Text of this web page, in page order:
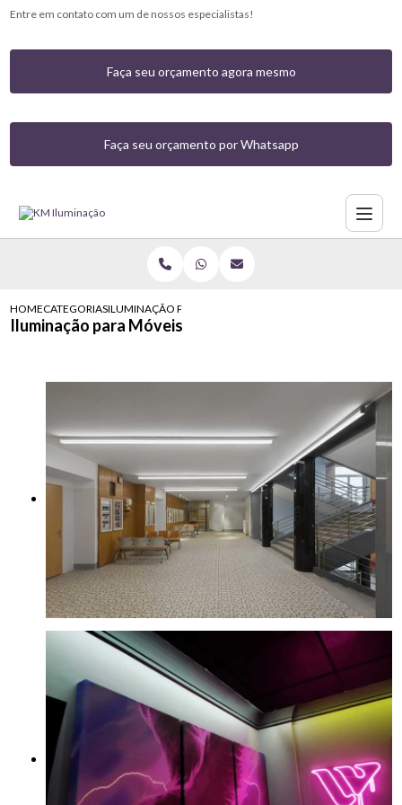
Entre em contato com um de nossos especialistas!
Faça seu orçamento agora mesmo
Faça seu orçamento por Whatsapp
HOMECATEGORIASILUMINAÇÃO PARA MÓVEIS
Iluminação para Móveis